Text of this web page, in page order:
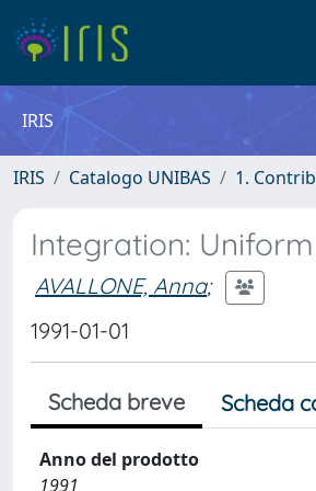
IRIS
IRIS Catalogo UNIBAS 1.
Integration:
AVALLONE, Anna;
1991-01-01
Scheda breve Scheda
Anno del prodotto
1991